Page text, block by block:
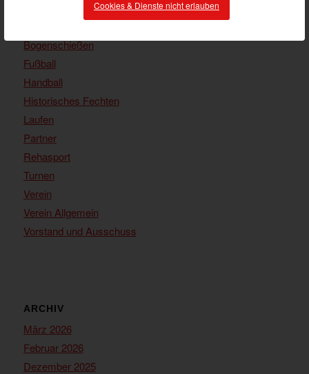
Cookies & Dienste nicht erlauben
Bogenschießen
Fußball
Handball
Historisches Fechten
Laufen
Partner
Rehasport
Turnen
Verein
Verein Allgemein
Vorstand und Ausschuss
ARCHIV
März 2026
Februar 2026
Dezember 2025